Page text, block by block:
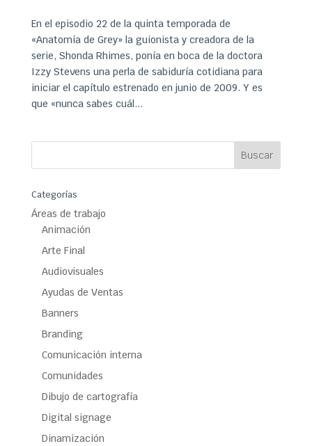
En el episodio 22 de la quinta temporada de
«Anatomía de Grey» la guionista y creadora de la
serie, Shonda Rhimes, ponía en boca de la doctora
Izzy Stevens una perla de sabiduría cotidiana para
iniciar el capítulo estrenado en junio de 2009. Y es
que «nunca sabes cuál...
Categorías
Áreas de trabajo
Animación
Arte Final
Audiovisuales
Ayudas de Ventas
Banners
Branding
Comunicación interna
Comunidades
Dibujo de cartografía
Digital signage
Dinamización